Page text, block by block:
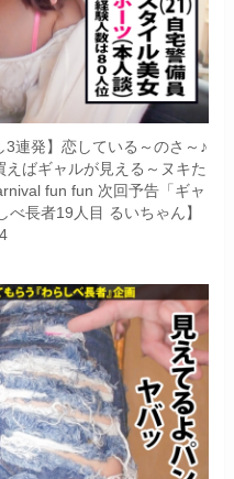
3連発】恋している～のさ～♪
ばギャルが見える～ヌキた
fun fun 次回予告「ギャ
長者19人目 るいちゃん】